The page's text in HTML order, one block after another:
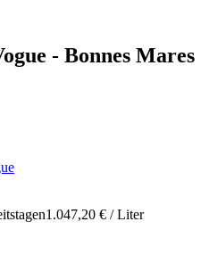
- Bonnes Mares
1.047,20 € / Liter